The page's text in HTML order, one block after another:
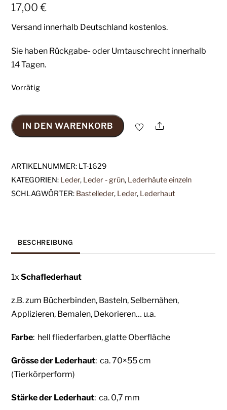
17,00€
Versand innerhalb Deutschland kostenlos.
Sie haben Rückgabe- oder Umtauschrecht innerhalb
14 Tagen.
Vorrätig
1x
IN DEN WARENKORB Share
ARTIKELNUMMER: LT-1629
KATEGORIEN: Leder, Leder - grün, Lederhäute einzeln
SCHLAGWÖRTER: Bastelleder, Leder, Lederhaut
BESCHREIBUNG
1x Schaflederhaut
z.B. zum Bücherbinden, Basteln, Selbernähen,
Applizieren, Bemalen, Dekorieren… u.a.
Farbe: hell fliederfarben,glatte Oberfläche
Grösse der Lederhaut: ca. 70×55cm
(Tierkörperform)
Stärke der Lederhaut: ca. 0,7 mm